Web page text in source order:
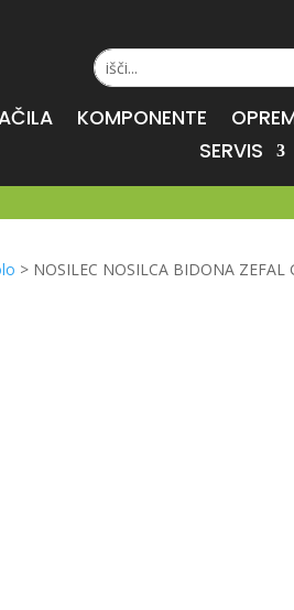
KOMPONENTE
SERVIS
> NOSILEC NOSILCA BIDONA ZEFAL